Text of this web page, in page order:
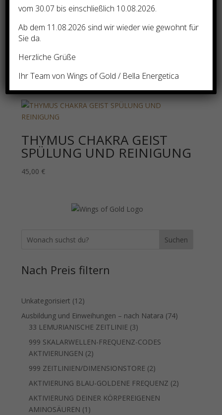
NEUZEIT-
COACHING/TRANSMISSION
EN: The Platinum Crystal
(Energiesystem der
Goldenen Zeit)
299,00€
THYMUS CHAKRA GEIST
SPÜLUNG UND REINIGUNG
45,00 €
Suchen
Nach Preis filtern
Unkategorisiert 1212
Produkte
Ausbildung und Einweihungen – nach Natara 7474
33 LEMURIANISCHE ZEITLINIE 33
Produkte
999 SKALARWELLEN-FREQUENZ-CODES
AKTIVIERUNGEN 22
Produkte
999 ZEITLINIEN/DIMENSIONSTORE 22
Produkte
AKTIVIERUNG BLAU-GOLDENE FREQUENZ 22
AKTIVIERUNG DEINER KÖRPEREIGENEN
AMINOSÄUREN 1 1
vom 30.07 bis einschließlich 10.08.2026.
Ab dem 11.08.2026 sind wir wieder wie gewohnt für
Sie da.
Herzliche Grüße
Ihr Team von Wings of Gold / Bella Energetica